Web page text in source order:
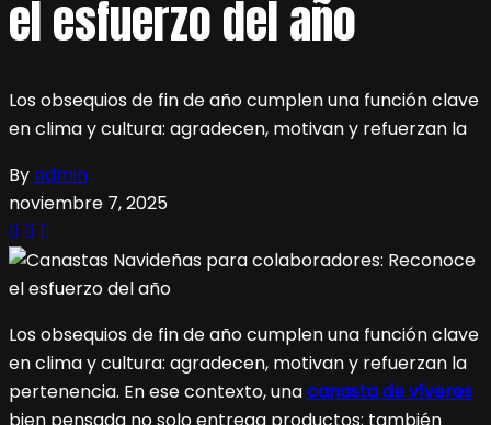
el esfuerzo del año
Los obsequios de fin de año cumplen una función clave
en clima y cultura: agradecen, motivan y refuerzan la
Byadmin
noviembre 7, 2025
Los obsequios de fin de año cumplen una función clave
en clima y cultura: agradecen, motivan y refuerzan la
pertenencia. En ese contexto, unacanasta de víveres